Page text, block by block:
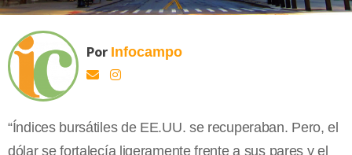
Por Infocampo
“Índices bursátiles de EE.UU. se recuperaban. Pero, el
dólar se fortalecía ligeramente frente a sus pares y el